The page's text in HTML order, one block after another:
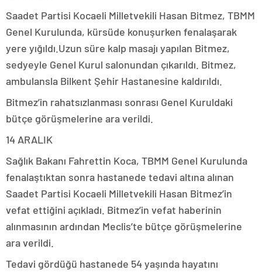
Saadet Partisi Kocaeli Milletvekili Hasan Bitmez, TBMM
Genel Kurulunda, kürsüde konuşurken fenalaşarak
yere yığıldı.Uzun süre kalp masajı yapılan Bitmez,
sedyeyle Genel Kurul salonundan çıkarıldı. Bitmez,
ambulansla Bilkent Şehir Hastanesine kaldırıldı.
Bitmez’in rahatsızlanması sonrası Genel Kuruldaki
bütçe görüşmelerine ara verildi.
14 ARALIK
Sağlık Bakanı Fahrettin Koca, TBMM Genel Kurulunda
fenalaştıktan sonra hastanede tedavi altına alınan
Saadet Partisi Kocaeli Milletvekili Hasan Bitmez’in
vefat ettiğini açıkladı. Bitmez’in vefat haberinin
alınmasının ardından Meclis’te bütçe görüşmelerine
ara verildi.
Tedavi gördüğü hastanede 54 yaşında hayatını